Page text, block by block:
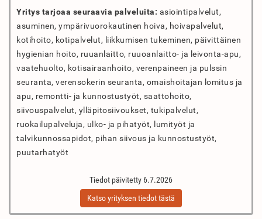
Yritys tarjoaa seuraavia palveluita: asiointipalvelut,
asuminen, ympärivuorokautinen hoiva, hoivapalvelut,
kotihoito, kotipalvelut, liikkumisen tukeminen, päivittäinen
hygienian hoito, ruuanlaitto, ruuoanlaitto- ja leivonta-apu,
vaatehuolto, kotisairaanhoito, verenpaineen ja pulssin
seuranta, verensokerin seuranta, omaishoitajan lomitus ja
apu, remontti- ja kunnostustyöt, saattohoito,
siivouspalvelut, ylläpitosiivoukset, tukipalvelut,
ruokailupalveluja, ulko- ja pihatyöt, lumityöt ja
talvikunnossapidot, pihan siivous ja kunnostustyöt,
puutarhatyöt
Tiedot päivitetty 6.7.2026
Katso yrityksen tiedot tästä